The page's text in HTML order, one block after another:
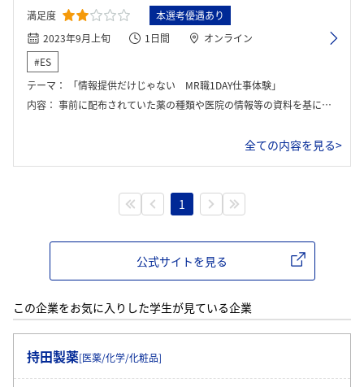
満足度
本選考優遇あり
2023年9月上旬
1日間
オンライン
#ES
テーマ：
「情報提供だけじゃない MR職1DAY仕事体験」
内容： 事前に配布されていた薬の種類や医院の情報等の資料を基にデモンストレーションワークを実施。参加学生らがグループで協議し、MRとして進める薬の選定。代表の学生が医師役の社員との模擬面談を実施した。
全ての内容を見る>
1
公式サイトを見る
この企業をお気に入りした学生が見ている企業
持田製薬[医薬/化学/化粧品]
ログイン・会員登録